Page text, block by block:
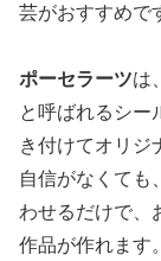
芸がおすすめで
ポーセラーツは
と呼ばれるシー
き付けてオリジ
自信がなくても
わせるだけで、
作品が作れます